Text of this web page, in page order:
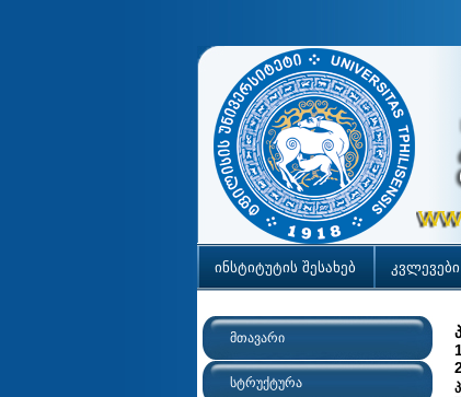
ინსტიტუტის შესახებ კვლევები
მთავარი
სტრუქტურა